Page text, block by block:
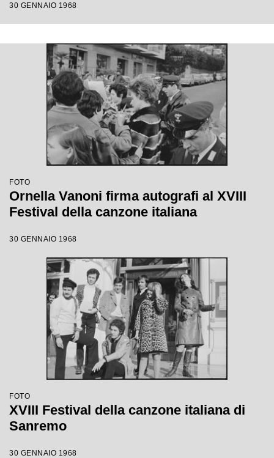
30 GENNAIO 1968
FOTO
Ornella Vanoni firma autografi al XVIII
Festival della canzone italiana
30 GENNAIO 1968
FOTO
XVIII Festival della canzone italiana di
Sanremo
30 GENNAIO 1968